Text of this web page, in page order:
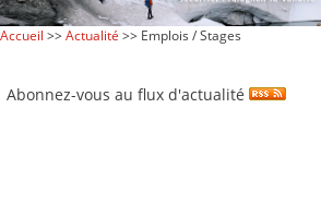
Accueil >>Actualité >> Emplois / Stages
Abonnez-vous au flux d'actualité